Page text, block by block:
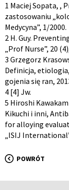
1 Maciej Sopata, ,
zastosowaniu
Medycyna”, 1/2000.
2 H. Guy.
„Prof Nurse”, 20
3 Grzegorz
Definicja,
gojenia się ran,
4 [4] Jw.
5 Hiroshi
Kikuchi i inni,
for alloying
„ISIJ
POWRÓT